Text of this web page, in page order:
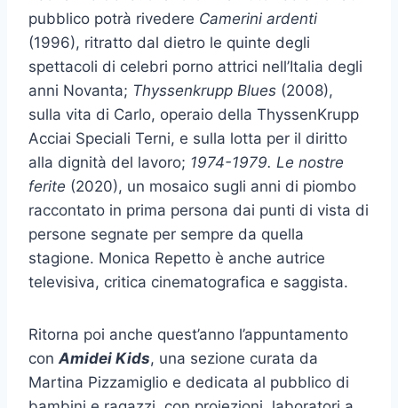
pubblico potrà rivedere Camerini ardenti
(1996), ritratto dal dietro le quinte degli
spettacoli di celebri porno attrici nell’Italia degli
anni Novanta; Thyssenkrupp Blues (2008),
sulla vita di Carlo, operaio della ThyssenKrupp
Acciai Speciali Terni, e sulla lotta per il diritto
alla dignità del lavoro; 1974-1979. Le nostre
ferite (2020), un mosaico sugli anni di piombo
raccontato in prima persona dai punti di vista di
persone segnate per sempre da quella
stagione. Monica Repetto è anche autrice
televisiva, critica cinematografica e saggista.
Ritorna poi anche quest’anno l’appuntamento
con Amidei Kids, una sezione curata da
Martina Pizzamiglio e dedicata al pubblico di